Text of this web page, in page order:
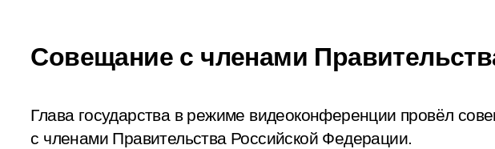
Совещание с членами
Глава государства в режиме видеоконференции провёл
с членами Правительства Российской Федерации.